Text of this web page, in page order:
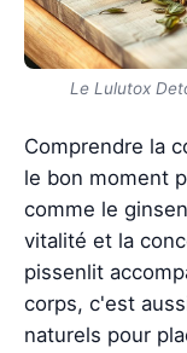
Le Lulutox
Comprendre la
le bon moment
comme le
vitalité et la
pissenlit
corps, c'est
naturels pour